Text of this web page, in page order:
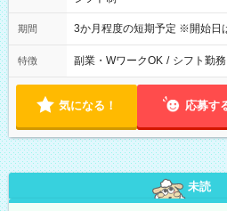
期間 3か月程度の短期予定 ※開始日
特徴 副業・WワークOK / シフト勤務
気になる！ 応募す
未読